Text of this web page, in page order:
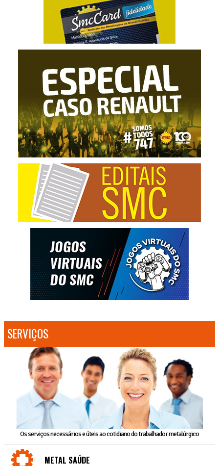
SERVIÇOS
Os serviços necessários e úteis ao cotidiano do trabalhador metalúrgico
METAL SAÚDE